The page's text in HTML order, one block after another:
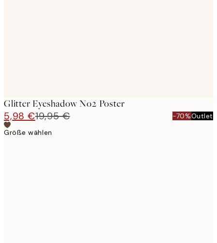
Glitter Eyeshadow No2 Poster
5,98 €19,95 € -70%Outlet
Größe wählen